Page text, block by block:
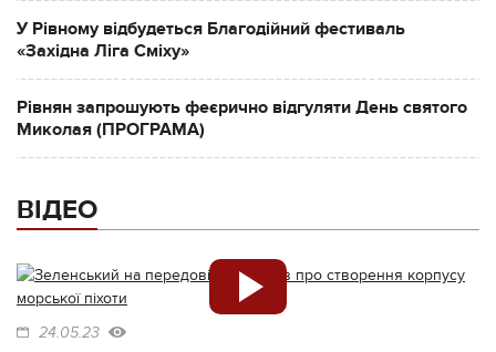
У Рівному відбудеться Благодійний фестиваль
«Західна Ліга Сміху»
Рівнян запрошують феєрично відгуляти День святого
Миколая (ПРОГРАМА)
ВІДЕО
24.05.23